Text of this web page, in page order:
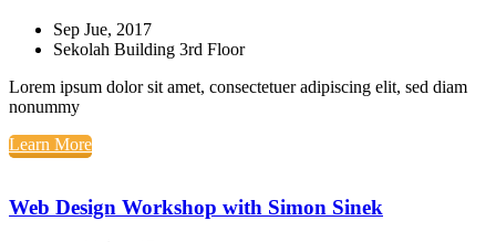
Sep Jue, 2017
Sekolah Building 3rd Floor
Lorem ipsum dolor sit amet, consectetuer adipiscing elit, sed diam
nonummy
Learn More
Web Design Workshop with Simon Sinek